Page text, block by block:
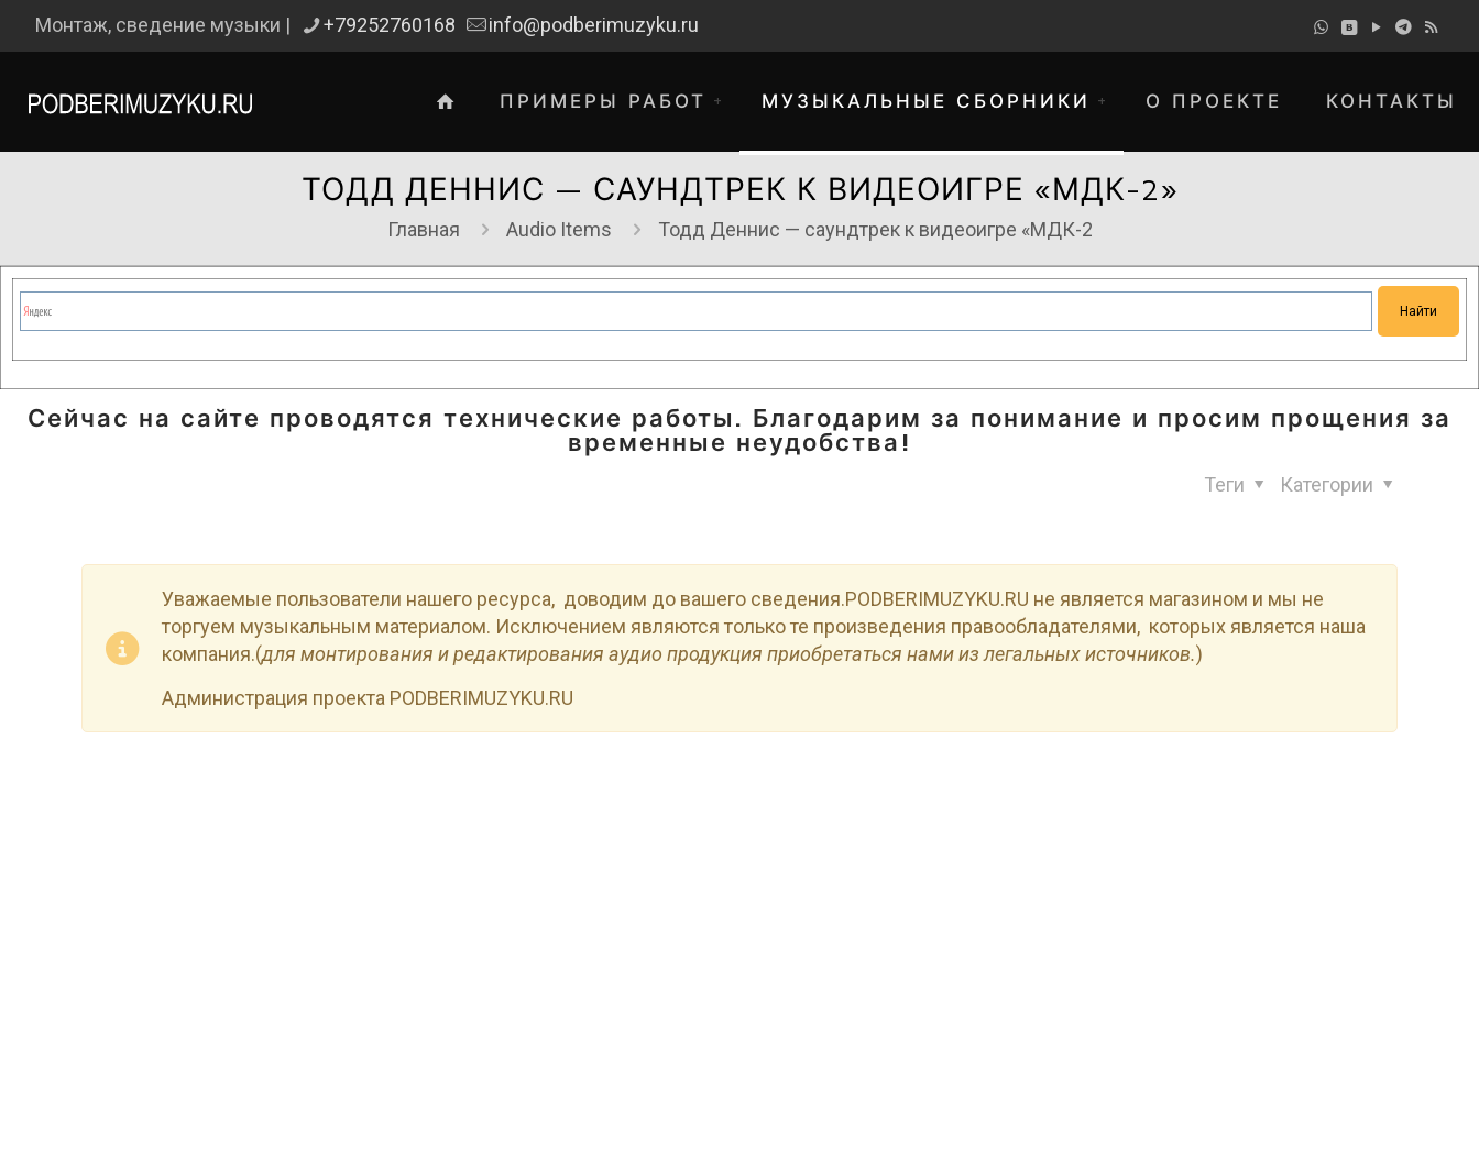
Монтаж, сведение музыки | +79252760168 info@podberimuzyku.ru
ПРИМЕРЫ РАБОТ МУЗЫКАЛЬНЫЕ СБОРНИКИ О ПРОЕКТЕ КОНТАКТЫ
ТОДД ДЕННИС — САУНДТРЕК К ВИДЕОИГРЕ «МДК-2»
Главная Audio Items Тодд Деннис — саундтрек к видеоигре «МДК-2
Сейчас на сайте проводятся технические работы. Благодарим за понимание и просим прощения за
временные неудобства!
Категории
Теги
Уважаемые пользователи нашего ресурса, доводим до вашего сведения.PODBERIMUZYKU.RU не является магазином и мы не
торгуем музыкальным материалом. Исключением являются только те произведения правообладателями, которых является наша
компания.(для монтирования и редактирования аудио продукция приобретаться нами из легальных источников.)
Администрация проекта PODBERIMUZYKU.RU